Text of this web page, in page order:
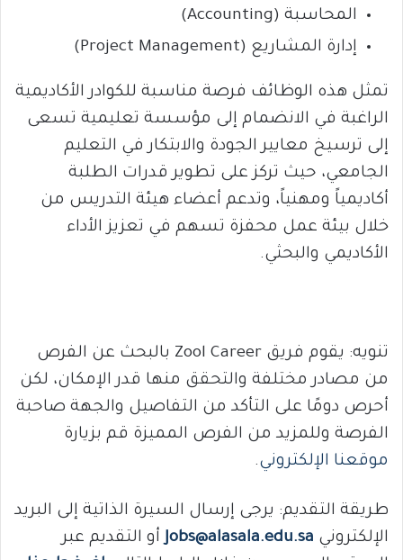
المحاسبة (Accounting)
إدارة المشاريع (Project Management)
تمثل هذه الوظائف فرصة مناسبة للكوادر الأكاديمية
الراغبة في الانضمام إلى مؤسسة تعليمية تسعى
إلى ترسيخ معايير الجودة والابتكار في التعليم
الجامعي، حيث تركز على تطوير قدرات الطلبة
أكاديمياً ومهنياً، وتدعم أعضاء هيئة التدريس من
خلال بيئة عمل محفزة تسهم في تعزيز الأداء
الأكاديمي والبحثي.
تنويه: يقوم فريق Zool Career بالبحث عن الفرص
من مصادر مختلفة والتحقق منها قدر الإمكان، لكن
أحرص دومًا على التأكد من التفاصيل والجهة صاحبة
الفرصة وللمزيد من الفرص المميزة قم بزيارة
موقعنا الإلكتروني.
طريقة التقديم: يرجى إرسال السيرة الذاتية إلى البريد
الإلكتروني Jobs@alasala.edu.saأو التقديم عبر